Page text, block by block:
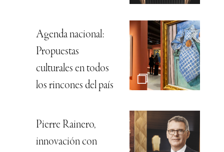
Agenda nacional:
Propuestas
culturales en todos
los rincones del país
Pierre Rainero,
innovación con